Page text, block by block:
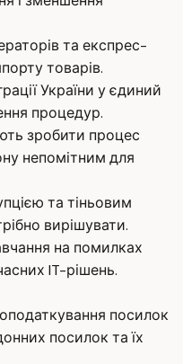
та експрес-
товарів.
України у єдиний
процедур.
зробити процес
непомітним для
та тіньовим
вирішувати.
на помилках
IT-рішень.
посилок
посилок та їх